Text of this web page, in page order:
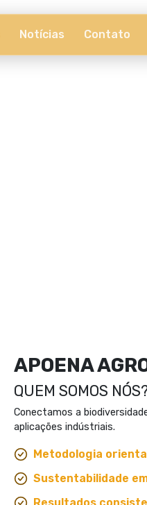
Notícias Contato
APOENA
QUEM SOMOS
Conectamos a
aplicações indústriais.
Metodologia
Sustentabilidade